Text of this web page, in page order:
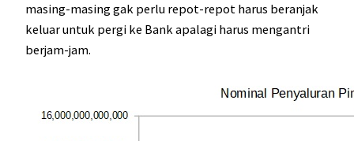
masing-masing gak perlu repot-repot harus beranjak
keluar untuk pergi ke Bank apalagi harus mengantri
berjam-jam.